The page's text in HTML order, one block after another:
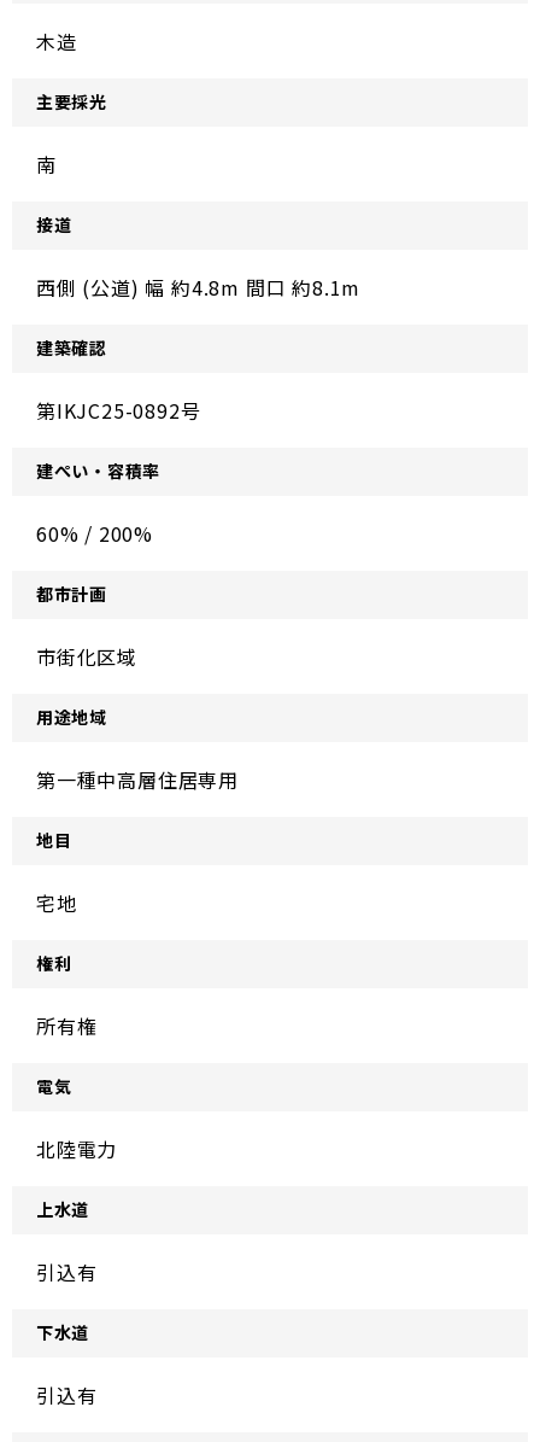
木造
主要採光
南
接道
西側 (公道) 幅 約4.8m 間口 約8.1m
建築確認
第IKJC25-0892号
建ぺい・容積率
60% / 200%
都市計画
市街化区域
用途地域
第一種中高層住居専用
地目
宅地
権利
所有権
電気
北陸電力
上水道
引込有
下水道
引込有